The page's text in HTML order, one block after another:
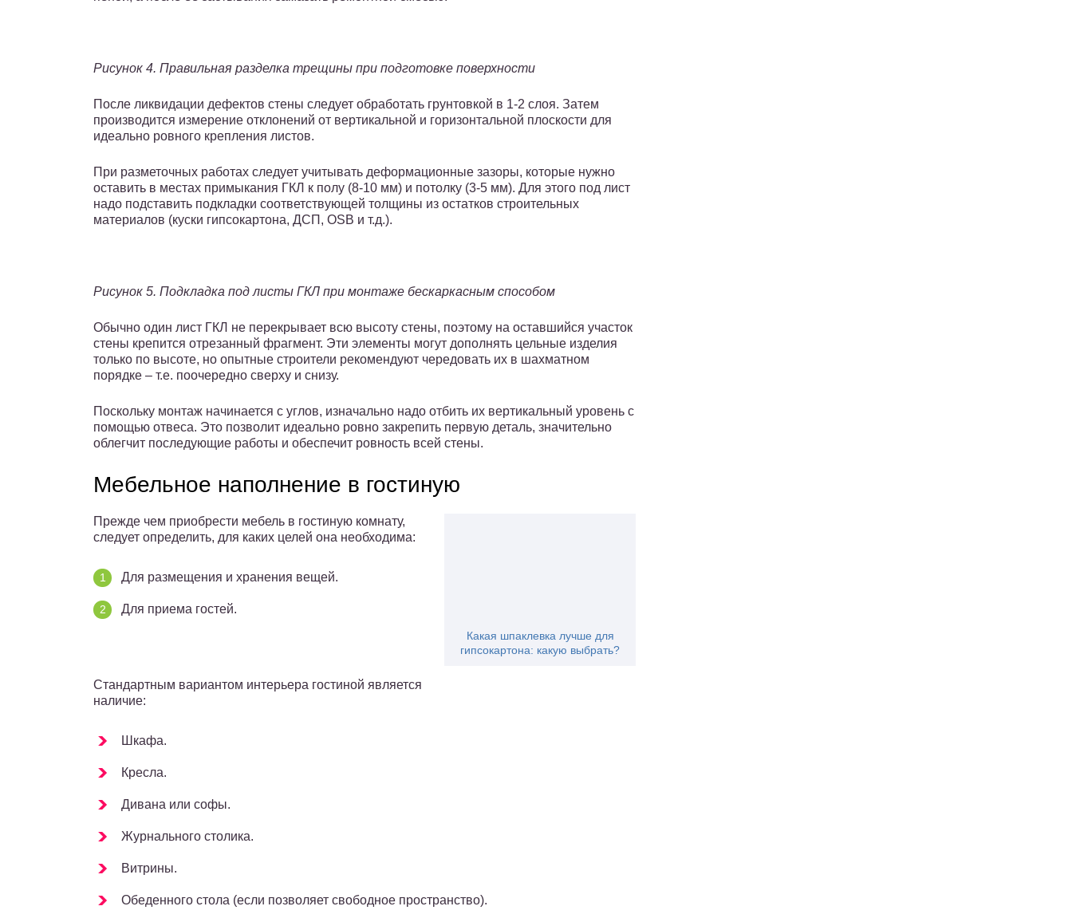
Рисунок 4. Правильная разделка трещины при подготовке поверхности
После ликвидации дефектов стены следует обработать грунтовкой в 1-2 слоя. Затем
производится измерение отклонений от вертикальной и горизонтальной плоскости для
идеально ровного крепления листов.
При разметочных работах следует учитывать деформационные зазоры, которые нужно
оставить в местах примыкания ГКЛ к полу (8-10 мм) и потолку (3-5 мм). Для этого под лист
надо подставить подкладки соответствующей толщины из остатков строительных
материалов (куски гипсокартона, ДСП, OSB и т.д.).
Рисунок 5. Подкладка под листы ГКЛ при монтаже бескаркасным способом
Обычно один лист ГКЛ не перекрывает всю высоту стены, поэтому на оставшийся участок
стены крепится отрезанный фрагмент. Эти элементы могут дополнять цельные изделия
только по высоте, но опытные строители рекомендуют чередовать их в шахматном
порядке – т.е. поочередно сверху и снизу.
Поскольку монтаж начинается с углов, изначально надо отбить их вертикальный уровень с
помощью отвеса. Это позволит идеально ровно закрепить первую деталь, значительно
облегчит последующие работы и обеспечит ровность всей стены.
Мебельное наполнение в гостиную
Какая шпаклевка лучше для
гипсокартона: какую выбрать?
Прежде чем приобрести мебель в гостиную комнату,
следует определить, для каких целей она необходима:
Для размещения и хранения вещей.
Для приема гостей.
Стандартным вариантом интерьера гостиной является
наличие:
Шкафа.
Кресла.
Дивана или софы.
Журнального столика.
Витрины.
Обеденного стола (если позволяет свободное пространство).